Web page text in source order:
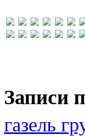
Записи
газель